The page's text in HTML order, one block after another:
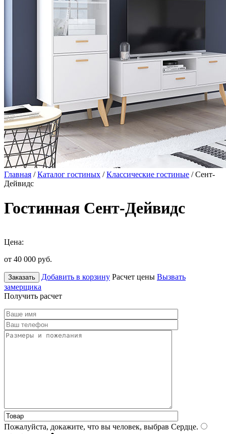
Главная /Каталог гостиных /Классические гостиные / Сент-
Дейвидс
Гостинная Сент-Дейвидс
Цена:
от 40 000 руб.
Заказать Добавить в корзину Расчет цены Вызвать
замерщика
Получить расчет
Пожалуйста, докажите, что вы человек, выбрав Сердце.